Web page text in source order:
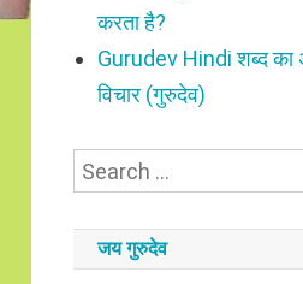
करता है?
Gurudev Hindi शब्द का
विचार (गुरुदेव)
जय गुरुदेव